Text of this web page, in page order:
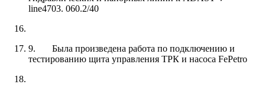
line4703. 060.2/40
9. Была произведена работа по подключению и
тестированию щита управления ТРК и насоса FePetro